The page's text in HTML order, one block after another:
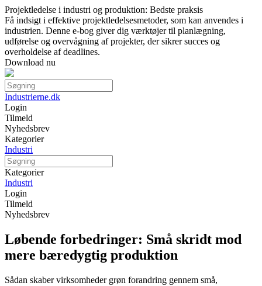
Projektledelse i industri og produktion: Bedste praksis
Få indsigt i effektive projektledelsesmetoder, som kan anvendes i
industrien. Denne e-bog giver dig værktøjer til planlægning,
udførelse og overvågning af projekter, der sikrer succes og
overholdelse af deadlines.
Download nu
Industrierne.dk
Login
Tilmeld
Nyhedsbrev
Kategorier
Industri
Kategorier
Industri
Login
Tilmeld
Nyhedsbrev
Løbende forbedringer: Små skridt mod
mere bæredygtig produktion
Sådan skaber virksomheder grøn forandring gennem små,